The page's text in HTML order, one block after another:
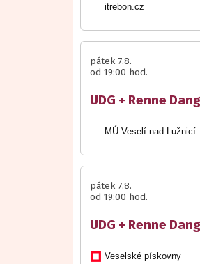
itrebon.cz
pátek 7.8.
od 19:00 hod.
UDG + Renne
MÚ Veselí nad Lužnicí
pátek 7.8.
od 19:00 hod.
UDG + Renne
Veselské pískovny